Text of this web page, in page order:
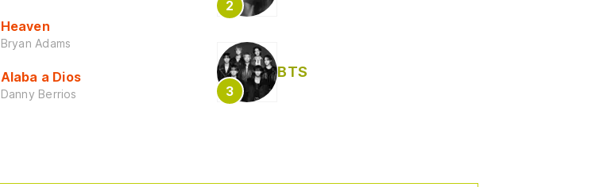
Heaven
Bryan Adams
Alaba a Dios
Danny Berrios
BTS